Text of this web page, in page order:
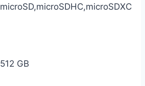
microSD,microSDHC,microSDXC
512 GB